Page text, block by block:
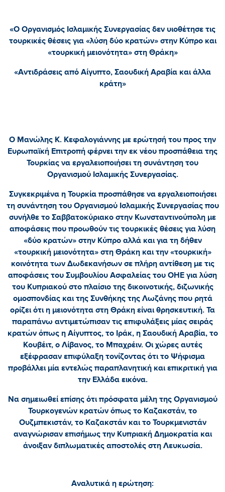
«Ο Οργανισμός Ισλαμικής Συνεργασίας δεν υιοθέτησε τις
τουρκικές θέσεις για «λύση δύο κρατών» στην Κύπρο και
«τουρκική μειονότητα» στη Θράκη»
«Αντιδράσεις από Αίγυπτο, Σαουδική Αραβία και άλλα
κράτη»
Ο Μανώλης Κ. Κεφαλογιάννης με ερώτησή του προς την
Ευρωπαϊκή Επιτροπή φέρνει την εκ νέου προσπάθεια της
Τουρκίας να εργαλειοποιήσει τη συνάντηση του
Οργανισμού Ισλαμικής Συνεργασίας.
Συγκεκριμένα η Τουρκία προσπάθησε να εργαλειοποιήσει
τη συνάντηση του Οργανισμού Ισλαμικής Συνεργασίας που
συνήλθε το Σαββατοκύριακο στην Κωνσταντινούπολη με
αποφάσεις που προωθούν τις τουρκικές θέσεις για λύση
«δύο κρατών» στην Κύπρο αλλά και για τη δήθεν
«τουρκική μειονότητα» στη Θράκη και την «τουρκική»
κοινότητα των Δωδεκανήσων σε πλήρη αντίθεση με τις
αποφάσεις του Συμβουλίου Ασφαλείας του ΟΗΕ για λύση
του Κυπριακού στο πλαίσιο της δικοινοτικής, διζωνικής
ομοσπονδίας και της Συνθήκης της Λωζάνης που ρητά
ορίζει ότι η μειονότητα στη Θράκη είναι θρησκευτική. Τα
παραπάνω αντιμετώπισαν τις επιφυλάξεις μίας σειράς
κρατών όπως η Αίγυπτος, το Ιράκ, η Σαουδική Αραβία, το
Κουβέιτ, ο Λίβανος, το Μπαχρέιν. Οι χώρες αυτές
εξέφρασαν επιφύλαξη τονίζοντας ότι το Ψήφισμα
προβάλλει μία εντελώς παραπλανητική και επικριτική για
την Ελλάδα εικόνα.
Να σημειωθεί επίσης ότι πρόσφατα μέλη της Οργανισμού
Τουρκογενών κρατών όπως το Καζακστάν, το
Ουζμπεκιστάν, το Καζακστάν και το Τουρκμενιστάν
αναγνώρισαν επισήμως την Κυπριακή Δημοκρατία και
άνοιξαν διπλωματικές αποστολές στη Λευκωσία.
Αναλυτικά η ερώτηση: